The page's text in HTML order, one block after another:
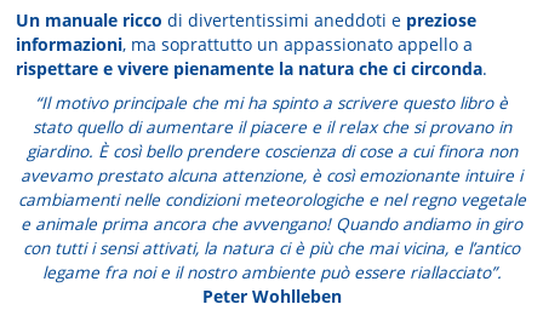
Un manuale ricco di divertentissimi aneddoti e preziose
informazioni, ma soprattutto un appassionato appello a
rispettare e vivere pienamente la natura che ci circonda.
“Il motivo principale che mi ha spinto a scrivere questo libro è
stato quel­lo di aumentare il piacere e il relax che si provano in
giardino. È così bello prendere coscienza di cose a cui finora non
avevamo prestato alcuna attenzione, è così emozionante intuire i
cambiamenti nelle condizioni meteorologiche e nel regno vegetale
e animale prima ancora che avvengano! Quando andiamo in giro
con tutti i sensi attivati, la natura ci è più che mai vicina, e l’antico
legame fra noi e il nostro ambiente può essere riallacciato”.
Peter Wohlleben